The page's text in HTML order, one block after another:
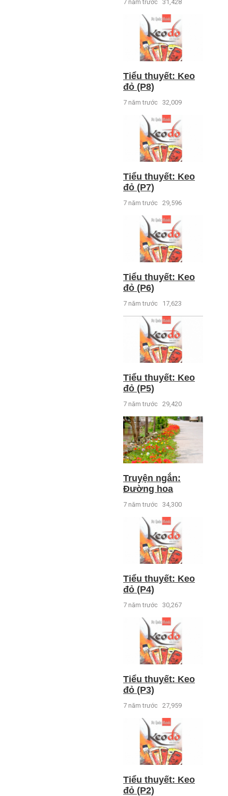
7 năm trước 31,428
Tiểu thuyết: Keo
đỏ (P8)
7 năm trước 32,009
Tiểu thuyết: Keo
đỏ (P7)
7 năm trước 29,596
Tiểu thuyết: Keo
đỏ (P6)
7 năm trước 17,623
Tiểu thuyết: Keo
đỏ (P5)
7 năm trước 29,420
Truyện ngắn:
Đường hoa
7 năm trước 34,300
Tiểu thuyết: Keo
đỏ (P4)
7 năm trước 30,267
Tiểu thuyết: Keo
đỏ (P3)
7 năm trước 27,959
Tiểu thuyết: Keo
đỏ (P2)